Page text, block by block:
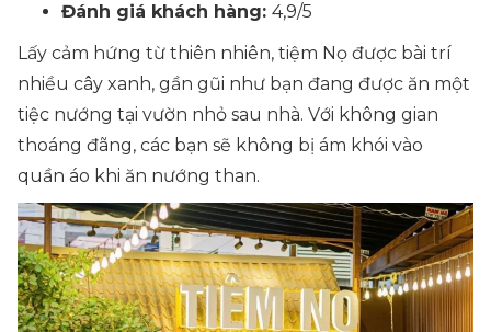
Đánh giá khách hàng: 4,9/5
Lấy cảm hứng từ thiên nhiên, tiệm Nọ được bài trí
nhiều cây xanh, gần gũi như bạn đang được ăn một
tiệc nướng tại vườn nhỏ sau nhà. Với không gian
thoáng đãng, các bạn sẽ không bị ám khói vào
quần áo khi ăn nướng than.